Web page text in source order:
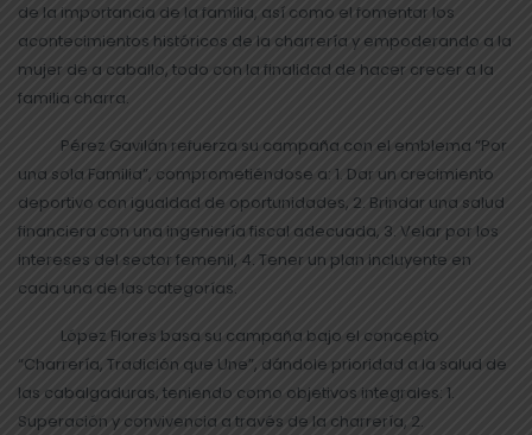
de la importancia de la familia, así como el fomentar los
acontecimientos históricos de la charrería y empoderando a la
mujer de a caballo, todo con la finalidad de hacer crecer a la
familia charra.
Pérez Gavilán refuerza su campaña con el emblema “Por
una sola Familia”, comprometiéndose a: 1. Dar un crecimiento
deportivo con igualdad de oportunidades, 2. Brindar una salud
financiera con una ingeniería fiscal adecuada, 3. Velar por los
intereses del sector femenil, 4. Tener un plan incluyente en
cada una de las categorías.
López Flores basa su campaña bajo el concepto
“Charrería, Tradición que Une”, dándole prioridad a la salud de
las cabalgaduras, teniendo como objetivos integrales: 1.
Superación y convivencia a través de la charrería, 2.